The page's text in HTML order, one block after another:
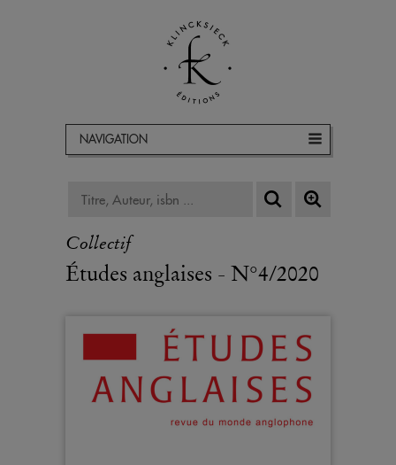
NAVIGATION
Collectif
Études anglaises - N°4/2020